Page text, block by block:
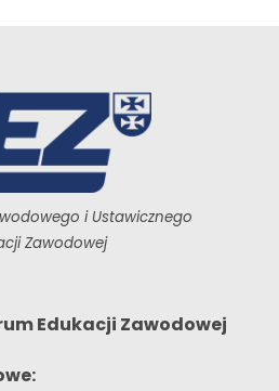
i Ustawicznego
Zawodowej
Edukacji Zawodowej